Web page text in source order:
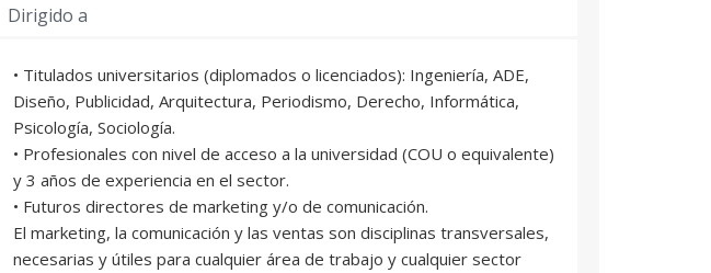
Dirigido a
• Titulados universitarios (diplomados o licenciados): Ingeniería, ADE,
Diseño, Publicidad, Arquitectura, Periodismo, Derecho, Informática,
Psicología, Sociología.
• Profesionales con nivel de acceso a la universidad (COU o equivalente)
y 3 años de experiencia en el sector.
• Futuros directores de marketing y/o de comunicación.
El marketing, la comunicación y las ventas son disciplinas transversales,
necesarias y útiles para cualquier área de trabajo y cualquier sector